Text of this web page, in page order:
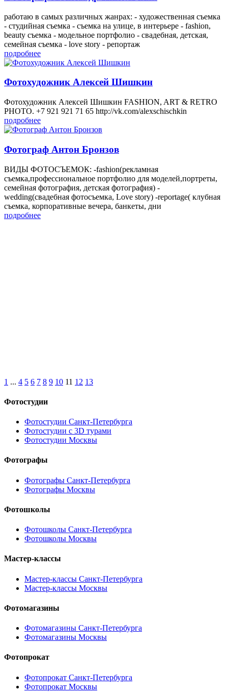
работаю в самых различных жанрах: - художественная съемка
- студийная съемка - съемка на улице, в интерьере - fashion,
beauty съемка - модельное портфолио - свадебная, детская,
семейная съемка - love story - репортаж
подробнее
Фотохудожник Алексей Шишкин
Фотохудожник Алексей Шишкин FASHION, ART & RETRO
PHOTO. +7 921 921 71 65 http://vk.com/alexschischkin
подробнее
Фотограф Антон Бронзов
ВИДЫ ФОТОСЪЕМОК: -fashion(рекламная
съемка,профессиональное портфолио для моделей,портреты,
семейная фотография, детская фотография) -
wedding(свадебная фотосъемка, Love story) -reportage( клубная
съемка, корпоративные вечера, банкеты, дни
подробнее
1 ... 4 5 6 7 8 9 10 11 12 13
Фотостудии
Фотостудии Санкт-Петербурга
Фотостудии с 3D турами
Фотостудии Москвы
Фотографы
Фотографы Санкт-Петербурга
Фотографы Москвы
Фотошколы
Фотошколы Санкт-Петербурга
Фотошколы Москвы
Мастер-классы
Мастер-классы Санкт-Петербурга
Мастер-классы Москвы
Фотомагазины
Фотомагазины Санкт-Петербурга
Фотомагазины Москвы
Фотопрокат
Фотопрокат Санкт-Петербурга
Фотопрокат Москвы